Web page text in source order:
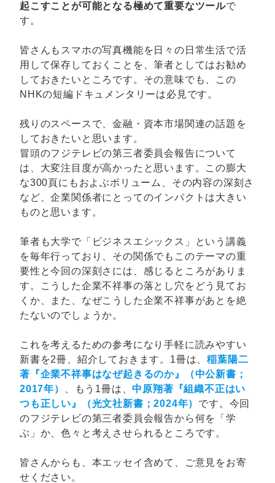
起こすことが可能となる極めて重要なツールで
す。
皆さんもスマホの写真機能を日々の日常生活で活
用して保存しておくことを、筆者としてはお勧め
しておきたいところです。その意味でも、この
NHKの短編ドキュメンタリーは必見です。
残りのスペースで、金融・資本市場関連の話題を
しておきたいと思います。
冒頭のフジテレビの第三者委員会報告について
は、大変注目度が高かったと思います。この膨大
な300頁にもおよぶボリューム、その内容の深刻さ
など、企業関係者にとってのインパクトは大きい
ものと思います。
筆者も大学で「ビジネスエシックス」という講義
を毎年行っており、その関係でもこのテーマの重
要性と今回の深刻さには、感じるところがありま
す。こうした企業不祥事の落とし穴をどう見てお
くか、また、なぜこうした企業不祥事があとを絶
たないのでしょうか。
これを考えるための参考になり手軽に読みやすい
新書を2冊、紹介しておきます。1冊は、稲葉陽二
著『企業不祥事はなぜ起きるのか』（中公新書；
2017年）
、もう1冊は、中原翔著『組織不正はい
つも正しい』（光文社新書；2024年） です。今回
のフジテレビの第三者委員会報告から何を「学
ぶ」か、色々と考えさせられるところです。
皆さんからも、本エッセイ含めて、ご意見をお寄
せください。